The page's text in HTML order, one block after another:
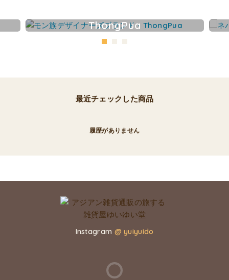
ThongPua
最近チェックした商品
履歴がありません
Instagram @ yuiyuido